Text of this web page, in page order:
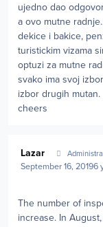
ujedno dao
a ovo mutne
dekice i bakice,
turistickim vizama
optuzi za mutne
svako ima svoj
izbor drugih mutan.
cheers
Lazar
September 16, 20196
The number of
increase. In